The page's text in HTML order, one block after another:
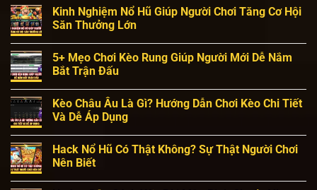
Kinh Nghiệm Nổ Hũ Giúp Người Chơi Tăng Cơ Hội
Săn Thưởng Lớn
5+ Mẹo Chơi Kèo Rung Giúp Người Mới Dễ Nắm
Bắt Trận Đấu
Kèo Châu Âu Là Gì? Hướng Dẫn Chơi Kèo Chi Tiết
Và Dễ Áp Dụng
Hack Nổ Hũ Có Thật Không? Sự Thật Người Chơi
Nên Biết